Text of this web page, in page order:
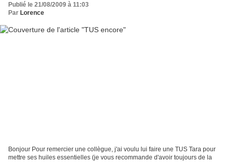
Publié le 21/08/2009 à 11:03
Par Lorence
Bonjour Pour remercier une collègue, j'ai voulu lui faire une TUS Tara pour
mettre ses huiles essentielles (je vous recommande d'avoir toujours de la